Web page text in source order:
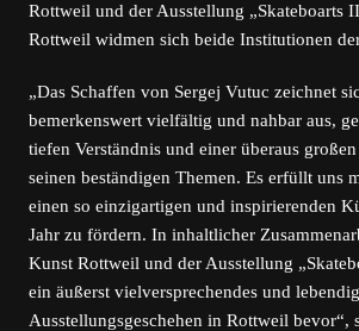
Rottweil und der Ausstellung „Skateboarts
Rottweil widmen sich beide Institutionen
„Das Schaffen von Sergej Vutuc zeichnet
bemerkenswert vielfältig und nahbar aus,
tiefen Verständnis und einer überaus
seinen beständigen Themen. Es erfüllt uns
einen so einzigartigen und inspirierenden
Jahr zu fördern. In inhaltlicher
Kunst Rottweil und der Ausstellung
ein äußerst vielversprechendes und
Ausstellungsgeschehen in Rottweil bevor“,